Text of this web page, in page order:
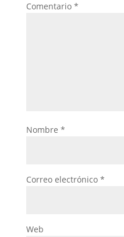
Comentario *
Nombre *
Correo electrónico *
Web